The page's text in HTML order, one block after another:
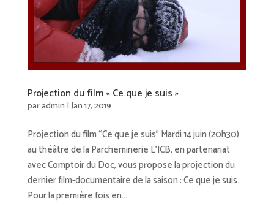
Projection du film « Ce que je suis »
paradmin |Jan 17, 2019
Projection du film “Ce que je suis” Mardi 14 juin (20h30)
au théâtre de la Parcheminerie L’ICB, en partenariat
avec Comptoir du Doc, vous propose la projection du
dernier film-documentaire de la saison : Ce que je suis.
Pour la première fois en...